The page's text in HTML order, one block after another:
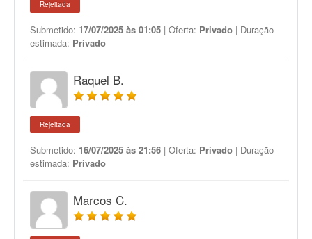
Rejeitada
Submetido: 17/07/2025 às 01:05 | Oferta: Privado | Duração
estimada: Privado
Raquel B.
Rejeitada
Submetido: 16/07/2025 às 21:56 | Oferta: Privado | Duração
estimada: Privado
Marcos C.